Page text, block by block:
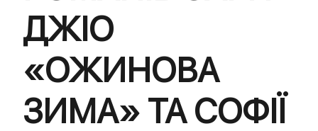
ДЖІО
«ОЖИНОВА
ЗИМА» ТА СОФІЇ